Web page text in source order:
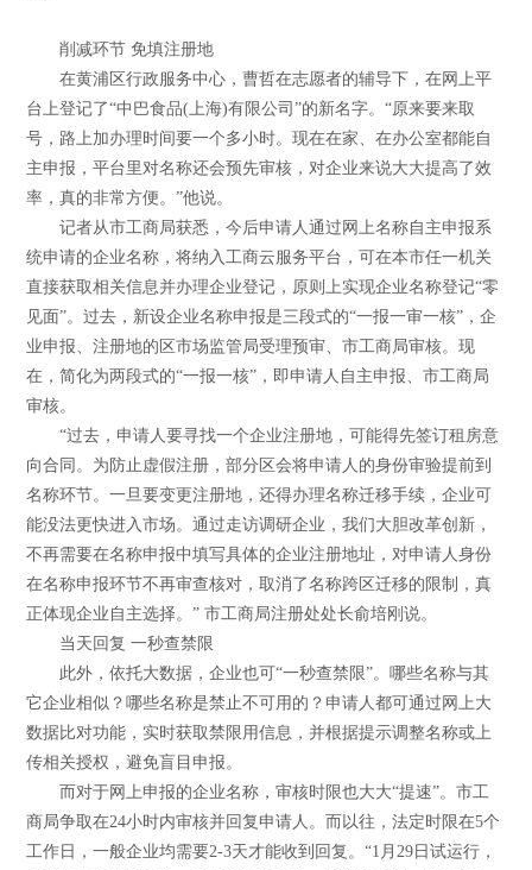
削减环节 免填注册地
在黄浦区行政服务中心，曹哲在志愿者的辅导下，在网上平
台上登记了“中巴食品(上海)有限公司”的新名字。“原来要来取
号，路上加办理时间要一个多小时。现在在家、在办公室都能自
主申报，平台里对名称还会预先审核，对企业来说大大提高了效
率，真的非常方便。”他说。
记者从市工商局获悉，今后申请人通过网上名称自主申报系
统申请的企业名称，将纳入工商云服务平台，可在本市任一机关
直接获取相关信息并办理企业登记，原则上实现企业名称登记“零
见面”。过去，新设企业名称申报是三段式的“一报一审一核”，企
业申报、注册地的区市场监管局受理预审、市工商局审核。现
在，简化为两段式的“一报一核”，即申请人自主申报、市工商局
审核。
“过去，申请人要寻找一个企业注册地，可能得先签订租房意
向合同。为防止虚假注册，部分区会将申请人的身份审验提前到
名称环节。一旦要变更注册地，还得办理名称迁移手续，企业可
能没法更快进入市场。通过走访调研企业，我们大胆改革创新，
不再需要在名称申报中填写具体的企业注册地址，对申请人身份
在名称申报环节不再审查核对，取消了名称跨区迁移的限制，真
正体现企业自主选择。” 市工商局注册处处长俞培刚说。
当天回复 一秒查禁限
此外，依托大数据，企业也可“一秒查禁限”。哪些名称与其
它企业相似？哪些名称是禁止不可用的？申请人都可通过网上大
数据比对功能，实时获取禁限用信息，并根据提示调整名称或上
传相关授权，避免盲目申报。
而对于网上申报的企业名称，审核时限也大大“提速”。市工
商局争取在24小时内审核并回复申请人。而以往，法定时限在5个
工作日，一般企业均需要2-3天才能收到回复。“1月29日试运行，